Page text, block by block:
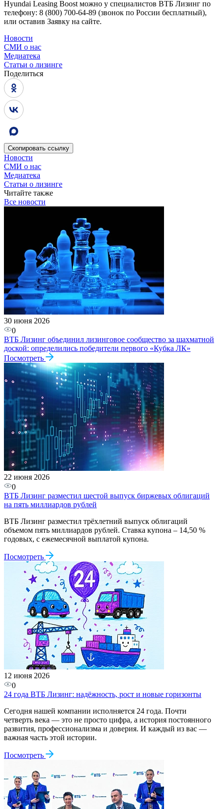
Hyundai Leasing Boost можно у специалистов ВТБ Лизинг по
телефону: 8 (800) 700-64-89 (звонок по России бесплатный),
или оставив Заявку на сайте.
Новости
СМИ о нас
Медиатека
Статьи о лизинге
Поделиться
Скопировать ссылку
Новости
СМИ о нас
Медиатека
Статьи о лизинге
Читайте также
Все новости
30 июня 2026
0
ВТБ Лизинг объединил лизинговое сообщество за шахматной
доской: определились победители первого «Кубка ЛК»
Посмотреть
22 июня 2026
0
ВТБ Лизинг разместил шестой выпуск биржевых облигаций
на пять миллиардов рублей
ВТБ Лизинг разместил трёхлетний выпуск облигаций
объемом пять миллиардов рублей. Ставка купона – 14,50 %
годовых, с ежемесячной выплатой купона.
Посмотреть
12 июня 2026
0
24 года ВТБ Лизинг: надёжность, рост и новые горизонты
Сегодня нашей компании исполняется 24 года. Почти
четверть века — это не просто цифра, а история постоянного
развития, профессионализма и доверия. И каждый из вас —
важная часть этой истории.
Посмотреть